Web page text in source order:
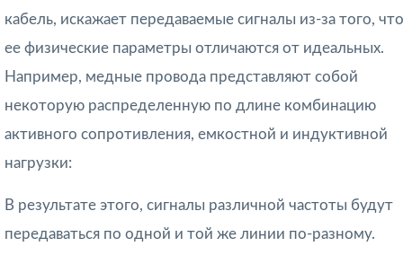
кабель, искажает передаваемые сигналы из-за того, что
ее физические параметры отличаются от идеальных.
Например, медные провода представляют собой
некоторую распределенную по длине комбинацию
активного сопротивления, емкостной и индуктивной
нагрузки:
В результате этого, сигналы различной частоты будут
передаваться по одной и той же линии по-разному.